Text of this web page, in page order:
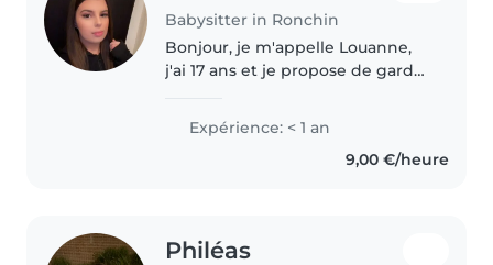
Babysitter in Ronchin
Bonjour, je m'appelle Louanne,
j'ai 17 ans et je propose de garder
alentours. Je suis sérieuse,
responsable et patiente. Je suis à
Expérience: < 1 an
9,00 €/heure
Philéas